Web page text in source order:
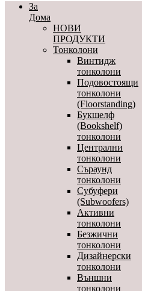
За
Дома
НОВИ
ПРОДУКТИ
Тонколони
Винтидж
тонколони
Подовостоящи
тонколони
(Floorstanding)
Букшелф
(Bookshelf)
тонколони
Централни
тонколони
Съраунд
тонколони
Субуфери
(Subwoofers)
Активни
тонколони
Безжични
тонколони
Дизайнерски
тонколони
Външни
тонколони